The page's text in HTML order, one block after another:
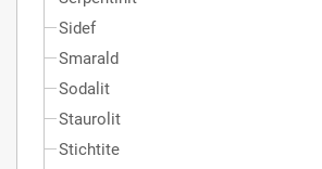
Sidef
Smarald
Sodalit
Staurolit
Stichtite